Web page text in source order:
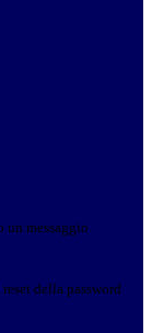
un messaggio
della password